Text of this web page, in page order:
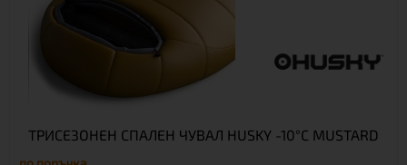
ТРИСЕЗОНЕН СПАЛЕН ЧУВАЛ HUSKY -10°C MUSTARD